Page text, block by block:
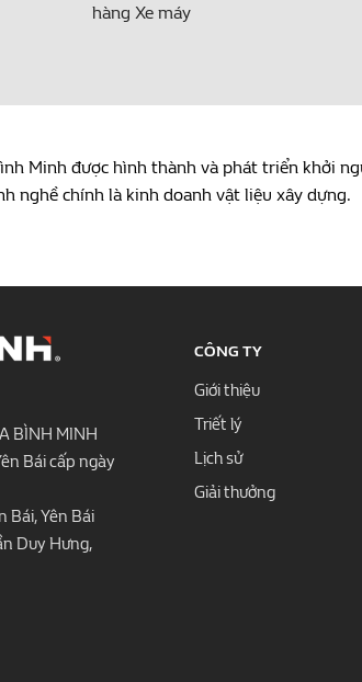
hàng Xe máy
Minh được hình thành và phát triển khởi
nghề chính là kinh doanh vật liệu xây dựng.
BÌNH MINH
Bái cấp ngày
Bái, Yên Bái
Duy Hưng,
CÔNG TY
Giới thiệu
Triết lý
Lịch sử
Giải thưởng